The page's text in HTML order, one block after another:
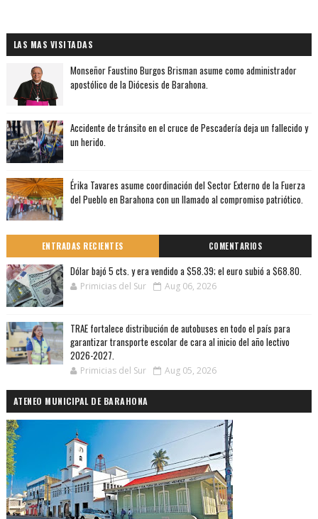
LAS MAS VISITADAS
Monseñor Faustino Burgos Brisman asume como administrador
apostólico de la Diócesis de Barahona.
Accidente de tránsito en el cruce de Pescadería deja un fallecido y
un herido.
Érika Tavares asume coordinación del Sector Externo de la Fuerza
del Pueblo en Barahona con un llamado al compromiso patriótico.
ENTRADAS RECIENTES COMENTARIOS
Dólar bajó 5 cts. y era vendido a $58.39; el euro subió a $68.80.
Primicias del Sur Aug 06, 2026
TRAE fortalece distribución de autobuses en todo el país para
garantizar transporte escolar de cara al inicio del año lectivo
2026-2027.
Primicias del Sur Aug 05, 2026
ATENEO MUNICIPAL DE BARAHONA